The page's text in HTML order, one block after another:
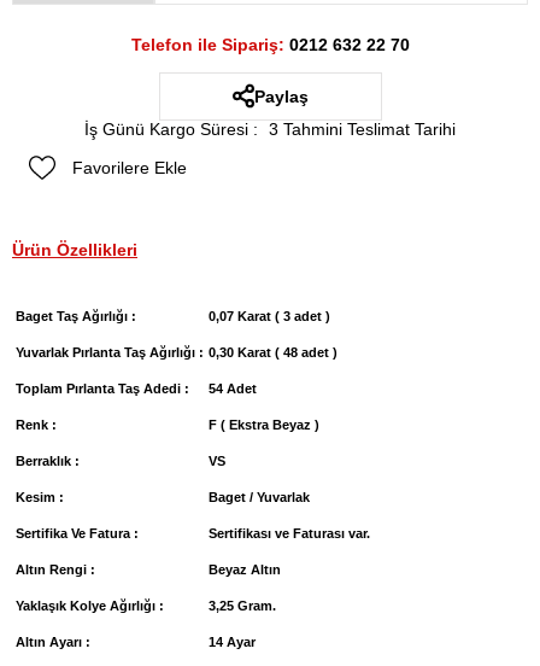
Telefon ile Sipariş: 0212 632 22 70
Paylaş
İş Günü Kargo Süresi :
3 Tahmini Teslimat Tarihi
Favorilere Ekle
Ürün Özellikleri
Baget Taş Ağırlığı : 0,07 Karat ( 3 adet )
Yuvarlak Pırlanta Taş Ağırlığı : 0,30 Karat ( 48 adet )
Toplam Pırlanta Taş Adedi : 54 Adet
Renk : F ( Ekstra Beyaz )
Berraklık : VS
Kesim : Baget / Yuvarlak
Sertifika Ve Fatura : Sertifikası ve Faturası var.
Altın Rengi : Beyaz Altın
Yaklaşık Kolye Ağırlığı : 3,25 Gram.
Altın Ayarı : 14 Ayar